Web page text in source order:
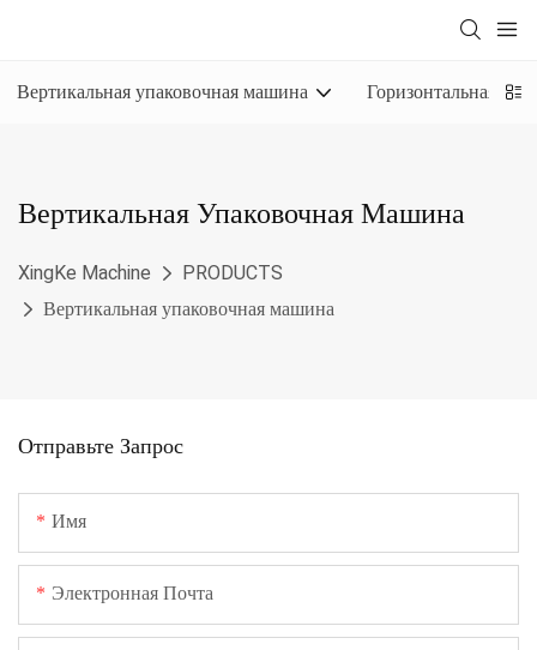
Вертикальная упаковочная машина Горизонтальная
Вертикальная Упаковочная Машина
XingKe Machine
PRODUCTS
Вертикальная упаковочная машина
Отправьте Запрос
Имя
Электронная Почта